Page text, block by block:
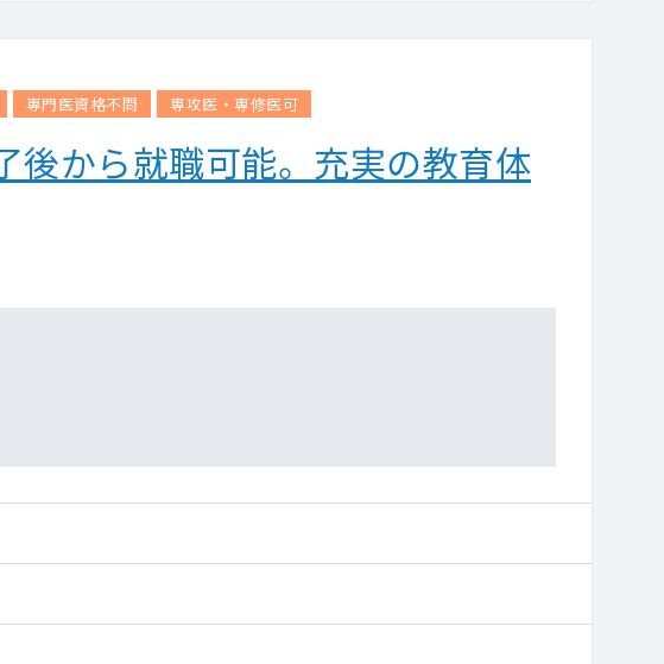
専門医資格不問 専攻医・専修医可
後から就職可能。充実の教育体